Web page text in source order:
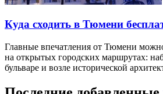
Куда сходить в Тюмени
Главные впечатления от Тюмени
на открытых городских маршрутах:
бульваре и возле исторической